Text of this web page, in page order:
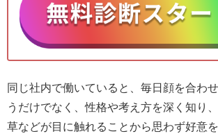
同じ社内で働いていると、毎日顔を合わ
うだけでなく、性格や考え方を深く知り
草などが目に触れることから思わず好意